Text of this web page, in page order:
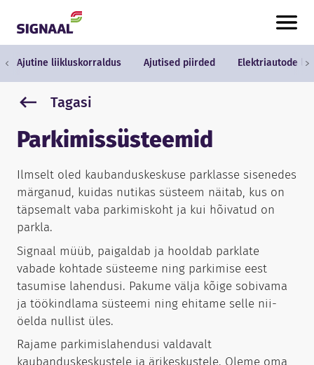
Ajutine liikluskorraldus Ajutised piirded Elektriautode
Tagasi
Parkimissüsteemid
Ilmselt oled kaubanduskeskuse parklasse sisenedes
märganud, kuidas nutikas süsteem näitab, kus on
täpsemalt vaba parkimiskoht ja kui hõivatud on
parkla.
Signaal müüb, paigaldab ja hooldab parklate
vabade kohtade süsteeme ning parkimise eest
tasumise lahendusi. Pakume välja kõige sobivama
ja töökindlama süsteemi ning ehitame selle nii-
öelda nullist üles.
Rajame parkimislahendusi valdavalt
kaubanduskeskustele ja ärikeskustele. Oleme oma